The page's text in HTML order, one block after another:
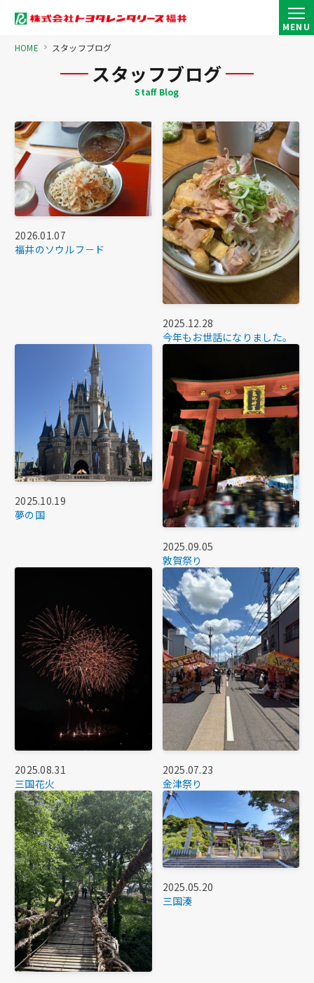
MENU
HOME
スタッフブログ
スタッフブログ
2026.01.07
福井のソウルフ－ド
2025.12.28
今年もお世話になりました。
2025.10.19
夢の国
2025.09.05
敦賀祭り
2025.08.31
三国花火
2025.07.23
金津祭り
2025.05.20
三国湊